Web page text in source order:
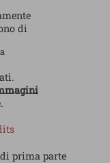
di
prima parte